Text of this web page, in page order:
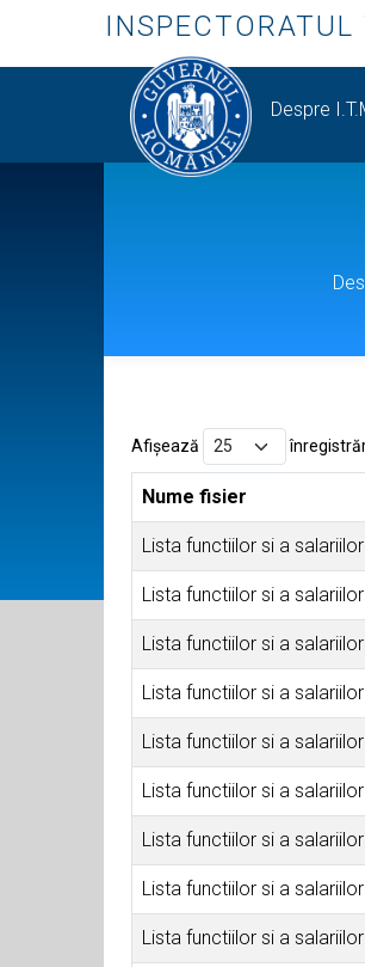
Despre
Afișează
Nume fisier
Lista functiilor si a
Lista functiilor si a
Lista functiilor si a
Lista functiilor si a
Lista functiilor si a
Lista functiilor si a
Lista functiilor si a
Lista functiilor si a
Lista functiilor si a